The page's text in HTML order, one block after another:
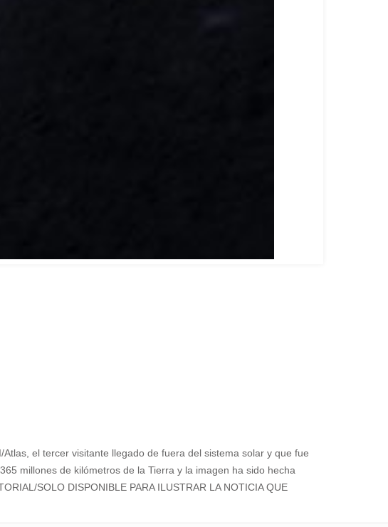
el tercer visitante llegado de fuera del sistema solar y que fue
millones de kilómetros de la Tierra y la imagen ha sido hecha
SOLO DISPONIBLE PARA ILUSTRAR LA NOTICIA QUE